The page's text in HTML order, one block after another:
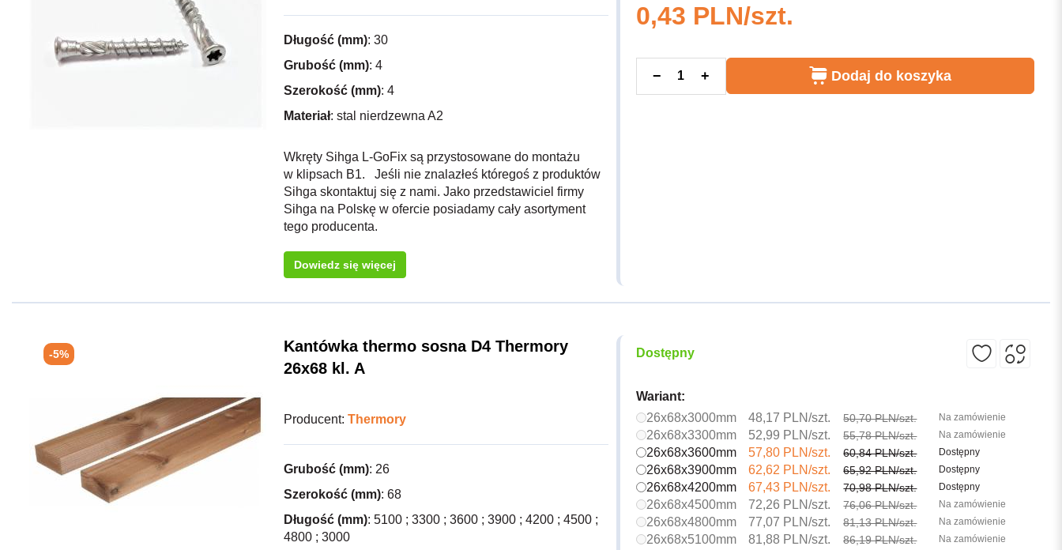
Długość (mm): 30
Grubość (mm): 4
Szerokość (mm): 4
Materiał: stal nierdzewna A2
Wkręty Sihga L-GoFix są przystosowane do montażu
w klipsach B1. Jeśli nie znalazłeś któregoś z produktów
Sihga skontaktuj się z nami. Jako przedstawiciel firmy
Sihga na Polskę w ofercie posiadamy cały asortyment
tego producenta.
Dowiedz się więcej
0,43 PLN/szt.
− + Dodaj do koszyka
-5%
Kantówka thermo sosna D4 Thermory
26x68 kl. A
Producent: Thermory
Grubość (mm): 26
Szerokość (mm): 68
Długość (mm): 5100 ; 3300 ; 3600 ; 3900 ; 4200 ; 4500 ;
4800 ; 3000
Dostępny
Wariant:
26x68x3000mm
48,17 PLN/szt. 50,70 PLN/szt. Na zamówienie
26x68x3300mm 52,99 PLN/szt. 55,78 PLN/szt. Na zamówienie
26x68x3600mm 57,80 PLN/szt. 60,84 PLN/szt. Dostępny
26x68x3900mm 62,62 PLN/szt. 65,92 PLN/szt. Dostępny
26x68x4200mm 67,43 PLN/szt. 70,98 PLN/szt. Dostępny
26x68x4500mm 72,26 PLN/szt. 76,06 PLN/szt. Na zamówienie
26x68x4800mm 77,07 PLN/szt. 81,13 PLN/szt. Na zamówienie
26x68x5100mm 81,88 PLN/szt. 86,19 PLN/szt. Na zamówienie